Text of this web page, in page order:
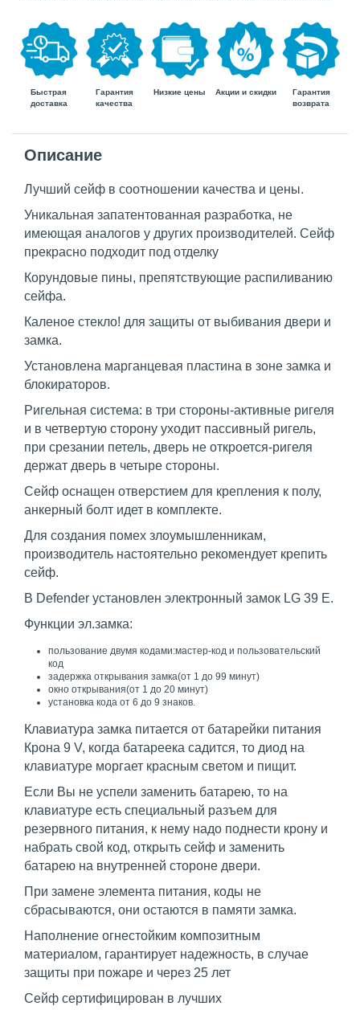
Быстрая
доставка
Гарантия
качества
Низкие цены Акции и скидки
Гарантия
возврата
Описание
Лучший сейф в соотношении качества и цены.
Уникальная запатентованная разработка, не
имеющая аналогов у других производителей. Сейф
прекрасно подходит под отделку
Корундовые пины, препятствующие распиливанию
сейфа.
Каленое стекло! для защиты от выбивания двери и
замка.
Установлена марганцевая пластина в зоне замка и
блокираторов.
Ригельная система: в три стороны-активные ригеля
и в четвертую сторону уходит пассивный ригель,
при срезании петель, дверь не откроется-ригеля
держат дверь в четыре стороны.
Сейф оснащен отверстием для крепления к полу,
анкерный болт идет в комплекте.
Для создания помех злоумышленникам,
производитель настоятельно рекомендует крепить
сейф.
В Defender установлен электронный замок LG 39 E.
Функции эл.замка:
пользование двумя кодами:мастер-код и пользовательский
код
задержка открывания замка(от 1 до 99 минут)
окно открывания(от 1 до 20 минут)
установка кода от 6 до 9 знаков.
Клавиатура замка питается от батарейки питания
Крона 9 V, когда батареека садится, то диод на
клавиатуре моргает красным светом и пищит.
Если Вы не успели заменить батарею, то на
клавиатуре есть специальный разъем для
резервного питания, к нему надо поднести крону и
набрать свой код, открыть сейф и заменить
батарею на внутренней стороне двери.
При замене элемента питания, коды не
сбрасываются, они остаются в памяти замка.
Наполнение огнестойким композитным
материалом, гарантирует надежность, в случае
защиты при пожаре и через 25 лет
Сейф сертифицирован в лучших